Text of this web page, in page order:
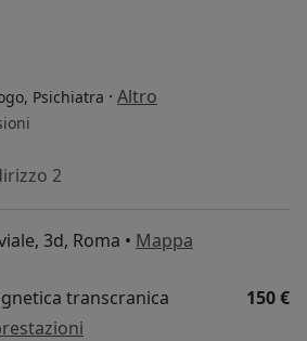
Psichiatra · Altro
2
3d, Roma • Mappa
transcranica
150 €